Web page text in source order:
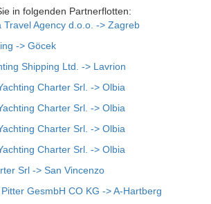
in folgenden Partnerflotten:
Travel Agency d.o.o. -> Zagreb
-> Göcek
Shipping Ltd. -> Lavrion
Charter Srl. -> Olbia
Charter Srl. -> Olbia
Charter Srl. -> Olbia
Charter Srl. -> Olbia
Srl -> San Vincenzo
GesmbH CO KG -> A-Hartberg